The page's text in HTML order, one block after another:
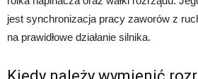
jest synchronizacja pracy zaworów z
na prawidłowe działanie silnika.